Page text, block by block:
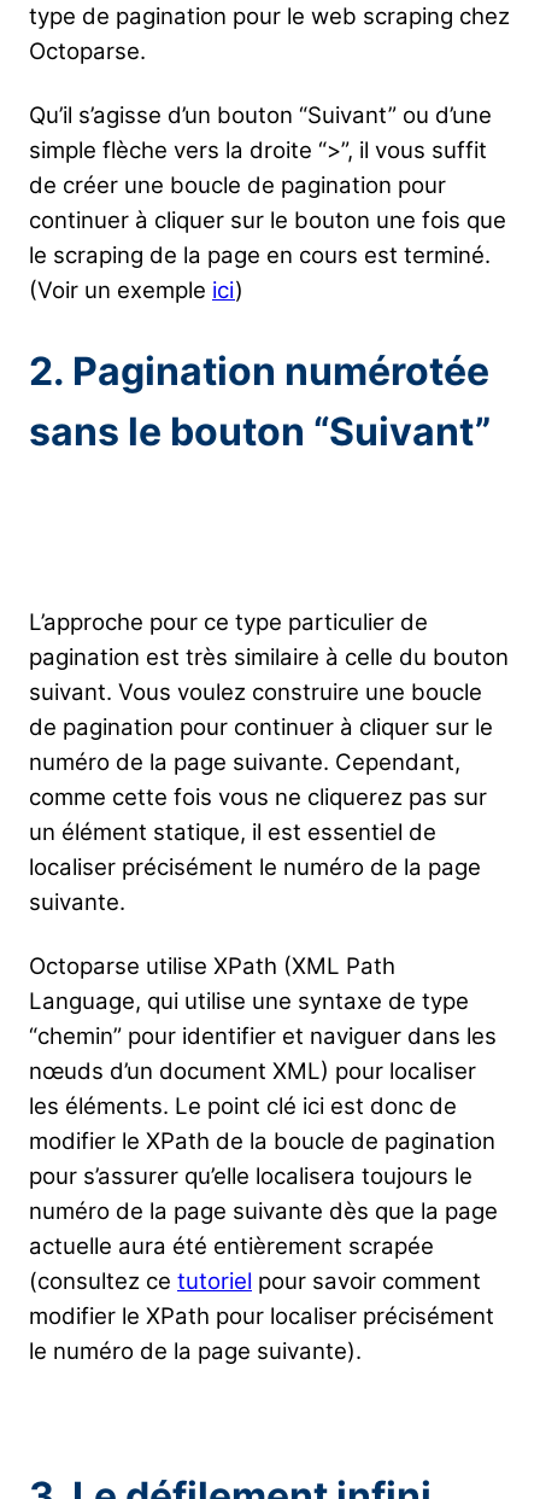
type de pagination pour le web scraping chez
Octoparse.
Qu’il s’agisse d’un bouton “Suivant” ou d’une
simple flèche vers la droite “>”, il vous suffit
de créer une boucle de pagination pour
continuer à cliquer sur le bouton une fois que
le scraping de la page en cours est terminé.
(Voir un exemple ici)
2. Pagination numérotée
sans le bouton “Suivant”
L’approche pour ce type particulier de
pagination est très similaire à celle du bouton
suivant. Vous voulez construire une boucle
de pagination pour continuer à cliquer sur le
numéro de la page suivante. Cependant,
comme cette fois vous ne cliquerez pas sur
un élément statique, il est essentiel de
localiser précisément le numéro de la page
suivante.
Octoparse utilise XPath (XML Path
Language, qui utilise une syntaxe de type
“chemin” pour identifier et naviguer dans les
nœuds d’un document XML) pour localiser
les éléments. Le point clé ici est donc de
modifier le XPath de la boucle de pagination
pour s’assurer qu’elle localisera toujours le
numéro de la page suivante dès que la page
actuelle aura été entièrement scrapée
(consultez ce tutoriel pour savoir comment
modifier le XPath pour localiser précisément
le numéro de la page suivante).